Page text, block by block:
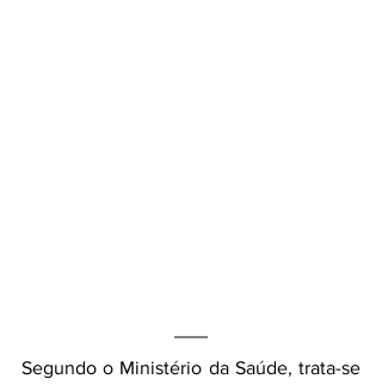
Segundo o Ministério da Saúde, trata-se